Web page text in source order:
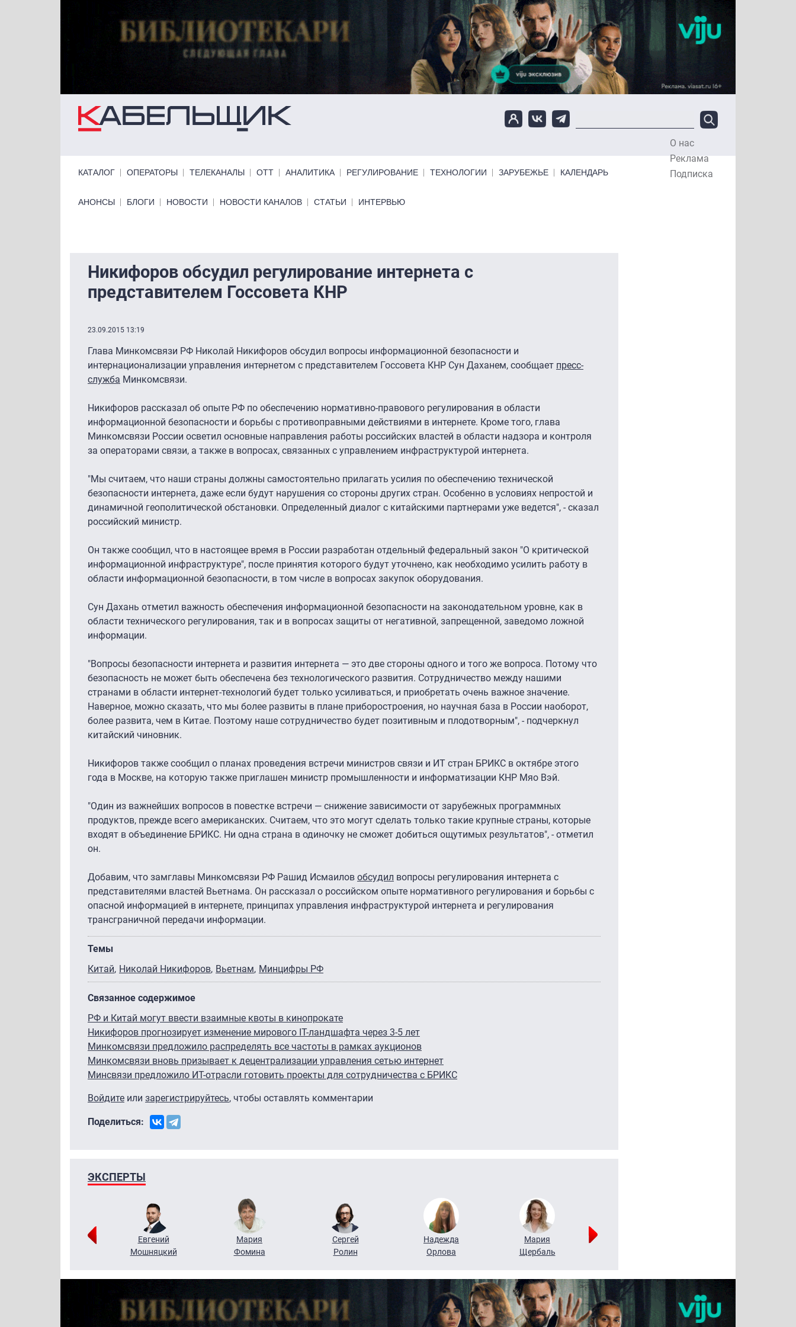
О нас
Реклама
Подписка
КАТАЛОГ ОПЕРАТОРЫ ТЕЛЕКАНАЛЫ ОТТ АНАЛИТИКА РЕГУЛИРОВАНИЕ ТЕХНОЛОГИИ ЗАРУБЕЖЬЕ КАЛЕНДАРЬ
Primary links bottom
АНОНСЫ БЛОГИ НОВОСТИ НОВОСТИ КАНАЛОВ СТАТЬИ ИНТЕРВЬЮ
Никифоров обсудил регулирование интернета с
представителем Госсовета КНР
23.09.2015 13:19
Глава Минкомсвязи РФ Николай Никифоров обсудил вопросы информационной безопасности и
интернационализации управления интернетом с представителем Госсовета КНР Сун Даханем, сообщает пресс-
служба Минкомсвязи.
Никифоров рассказал об опыте РФ по обеспечению нормативно-правового регулирования в области
информационной безопасности и борьбы с противоправными действиями в интернете. Кроме того, глава
Минкомсвязи России осветил основные направления работы российских властей в области надзора и контроля
за операторами связи, а также в вопросах, связанных с управлением инфраструктурой интернета.
"Мы считаем, что наши страны должны самостоятельно прилагать усилия по обеспечению технической
безопасности интернета, даже если будут нарушения со стороны других стран. Особенно в условиях непростой и
динамичной геополитической обстановки. Определенный диалог с китайскими партнерами уже ведется", - сказал
российский министр.
Он также сообщил, что в настоящее время в России разработан отдельный федеральный закон "О критической
информационной инфраструктуре", после принятия которого будут уточнено, как необходимо усилить работу в
области информационной безопасности, в том числе в вопросах закупок оборудования.
Сун Дахань отметил важность обеспечения информационной безопасности на законодательном уровне, как в
области технического регулирования, так и в вопросах защиты от негативной, запрещенной, заведомо ложной
информации.
"Вопросы безопасности интернета и развития интернета — это две стороны одного и того же вопроса. Потому что
безопасность не может быть обеспечена без технологического развития. Сотрудничество между нашими
странами в области интернет-технологий будет только усиливаться, и приобретать очень важное значение.
Наверное, можно сказать, что мы более развиты в плане приборостроения, но научная база в России наоборот,
более развита, чем в Китае. Поэтому наше сотрудничество будет позитивным и плодотворным", - подчеркнул
китайский чиновник.
Никифоров также сообщил о планах проведения встречи министров связи и ИТ стран БРИКС в октябре этого
года в Москве, на которую также приглашен министр промышленности и информатизации КНР Мяо Вэй.
"Один из важнейших вопросов в повестке встречи — снижение зависимости от зарубежных программных
продуктов, прежде всего американских. Считаем, что это могут сделать только такие крупные страны, которые
входят в объединение БРИКС. Ни одна страна в одиночку не сможет добиться ощутимых результатов", - отметил
он.
Добавим, что замглавы Минкомсвязи РФ Рашид Исмаилов обсудил вопросы регулирования интернета с
представителями властей Вьетнама. Он рассказал о российском опыте нормативного регулирования и борьбы с
опасной информацией в интернете, принципах управления инфраструктурой интернета и регулирования
трансграничной передачи информации.
Темы
Китай Николай Никифоров Вьетнам Минцифры РФ
Связанное содержимое
РФ и Китай могут ввести взаимные квоты в кинопрокате
Никифоров прогнозирует изменение мирового IT-ландшафта через 3-5 лет
Минкомсвязи предложило распределять все частоты в рамках аукционов
Минкомсвязи вновь призывает к децентрализации управления сетью интернет
Минсвязи предложило ИТ-отрасли готовить проекты для сотрудничества с БРИКС
Войдите или зарегистрируйтесь, чтобы оставлять комментарии
Поделиться:
ЭКСПЕРТЫ
Евгений
Мошняцкий
Мария
Фомина
Сергей
Ролин
Надежда
Орлова
Мария
Щербаль